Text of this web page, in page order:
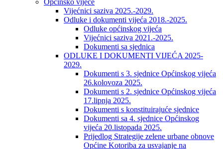
Općinsko vijeće
Vijećnici saziva 2025.-2029.
Odluke i dokumenti vijeća 2018.-2025.
Odluke općinskog vijeća
Vijećnici saziva 2021.-2025.
Dokumenti sa sjednica
ODLUKE I DOKUMENTI VIJEĆA 2025-
2029.
Dokumenti s 3. sjednice Općinskog vijeća
26.kolovoza 2025.
Dokumenti s 2. sjednice Općinskog vijeća
17.lipnja 2025.
Dokumenti s konstituirajuće sjednice
Dokumenti sa 4. sjednice Općinskog
vijeća 20.listopada 2025.
Prijedlog Strategije zelene urbane obnove
Općine Kotoriba za usvajanje na